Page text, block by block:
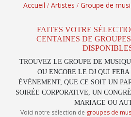
Accueil / Artistes / Groupe de
FAITES VOTRE
CENTAINES DE
TROUVEZ LE GROUPE DE
OU ENCORE LE DJ QUI
ÉVÉNEMENT, QUE CE SOIT UN
SOIRÉE CORPORATIVE, UN
MARIAGE OU
Voici notre sélection de groupes de